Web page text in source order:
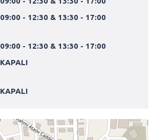
09:00 - 12:30 & 13:30 - 17:00
09:00 - 12:30 & 13:30 - 17:00
KAPALI
KAPALI